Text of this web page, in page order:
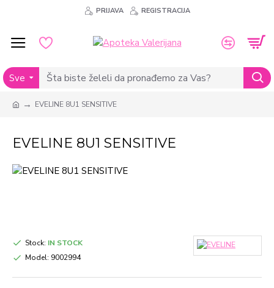
PRIJAVA REGISTRACIJA
Sve
EVELINE 8U1 SENSITIVE
EVELINE 8U1 SENSITIVE
Stock: IN STOCK
Model: 9002994